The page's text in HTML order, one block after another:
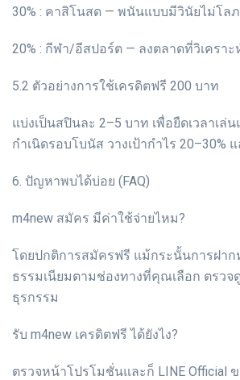
30% : คาสิโนสด — พนันแบบมีวินัยไม่โลภ
20% : กีฬา/อีสปอร์ต — ลงตลาดที่วิเคราะ
5.2 ตัวอย่างการใช้เครดิตฟรี 200 บาท
แบ่งเป็นสปินละ 2–5 บาท เพื่อยืดเวลาเล่
กำเนิดรอบโบนัส วางเป้ากำไร 20–30%
6. ปัญหาพบได้บ่อย (FAQ)
m4new สมัคร มีค่าใช้จ่ายไหม?
โดยปกติการสมัครฟรี แม้กระนั้นการฝา
ธรรมเนียมตามช่องทางที่คุณเลือก ตรว
ธุรกรรม
รับ m4new เครดิตฟรี ได้ยังไง?
ตรวจหน้าโปรโมชั่นและก็ LINE Official